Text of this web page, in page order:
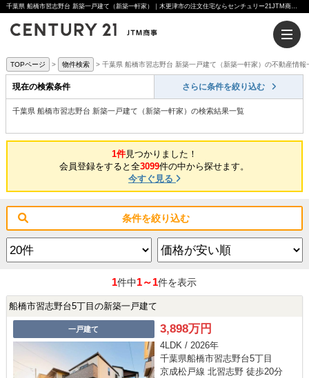
千葉県 船橋市習志野台 新築一戸建て（新築一軒家）｜木更津市の注文住宅ならセンチュリー21JTM商事へ
TOPページ 物件検索 千葉県 船橋市習志野台 新築一戸建て（新築一軒家）の不動産情報
現在の検索条件 さらに条件を絞り込む
千葉県 船橋市習志野台 新築一戸建て（新築一軒家）の検索結果一覧
1件見つかりました！
会員登録をすると全3099件の中から探せます。
今すぐ見る
条件を絞り込む
1件中1～1件を表示
船橋市習志野台5丁目の新築一戸建て
一戸建て 3,898万円
4LDK / 2026年
千葉県船橋市習志野台5丁目
京成松戸線 北習志野 徒歩20分